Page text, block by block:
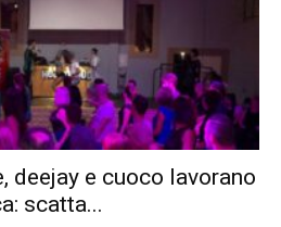
deejay e cuoco lavorano
scatta...